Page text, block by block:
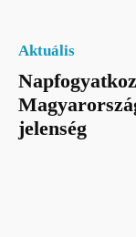
Aktuális
jelenség